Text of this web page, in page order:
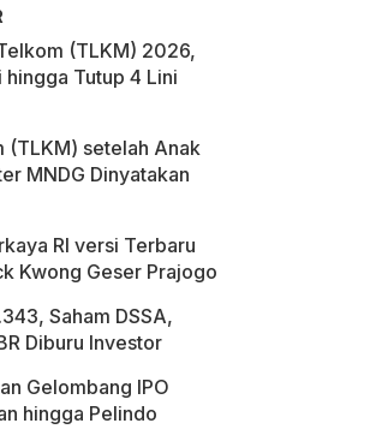
(TLKM) 2026,
Tutup 4 Lini
(TLKM) setelah Anak
MNDG Dinyatakan
RI versi Terbaru
Kwong Geser Prajogo
Saham DSSA,
Diburu Investor
Gelombang IPO
hingga Pelindo